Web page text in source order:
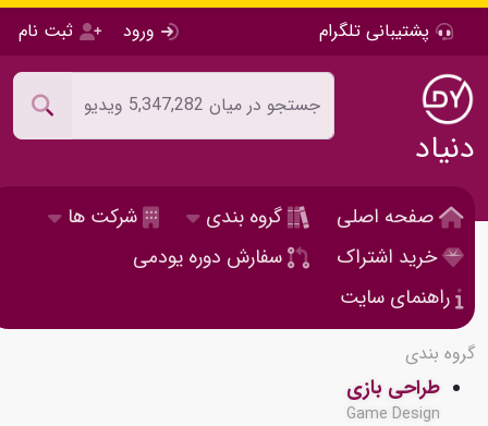
پشتیبانی تلگرام ورود ثبت نام
دنیاد
صفحه اصلی گروه بندی
شرکت ها
خرید اشتراک
سفارش دوره یودمی
راهنمای سایت
گروه بندی
طراحی بازی
Game Design